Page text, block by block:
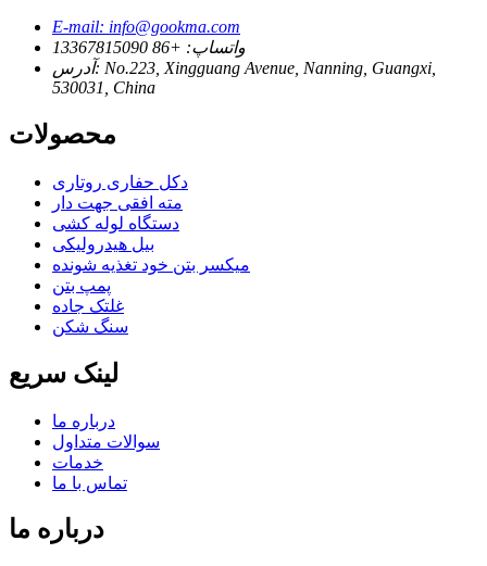
E-mail: info@gookma.com
واتساپ: +86 13367815090
آدرس: No.223, Xingguang Avenue, Nanning, Guangxi,
530031, China
محصولات
دکل حفاری روتاری
مته افقی جهت دار
دستگاه لوله کشی
بیل هیدرولیکی
میکسر بتن خود تغذیه شونده
پمپ بتن
غلتک جاده
سنگ شکن
لینک سریع
درباره ما
سوالات متداول
خدمات
تماس با ما
درباره ما